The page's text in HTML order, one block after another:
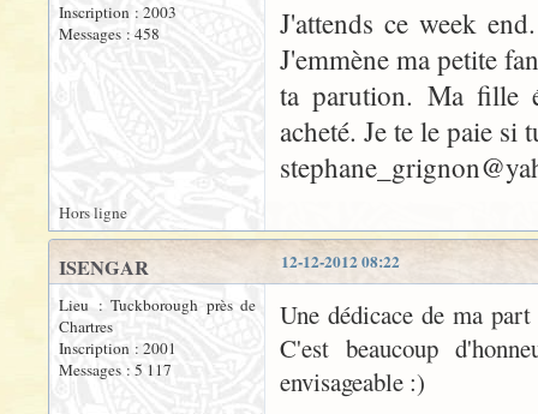
Inscription : 2003
Messages : 458
J'attends ce week
J'emmène ma petite
ta parution. Ma fille
acheté. Je te le paie si
Hors ligne
12-12-2012 08:22
ISENGAR
Lieu : Tuckborough près de
Chartres
Inscription : 2001
Messages : 5 117
Une dédicace de ma
C'est beaucoup
envisageable :)